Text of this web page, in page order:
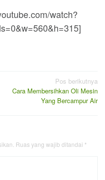
watch?
Pos berikutnya
Cara Membersihkan Oli Mesin
Yang Bercampur Air
Ruas yang wajib ditandai *